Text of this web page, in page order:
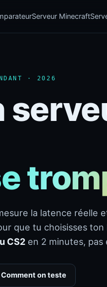
Serveur Minecraft
· 2026
la latence réelle
que tu choisisses
CS2 en 2 minutes, pas
Comment on teste